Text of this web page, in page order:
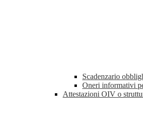
Scadenzario
Oneri informativi
Attestazioni OIV o